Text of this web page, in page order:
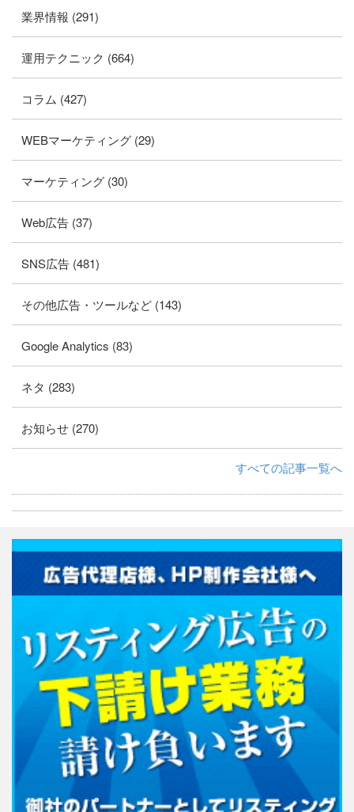
業界情報 (291)
運用テクニック (664)
コラム (427)
WEBマーケティング (29)
マーケティング (30)
Web広告 (37)
SNS広告 (481)
その他広告・ツールなど (143)
Google Analytics (83)
ネタ (283)
お知らせ (270)
すべての記事一覧へ